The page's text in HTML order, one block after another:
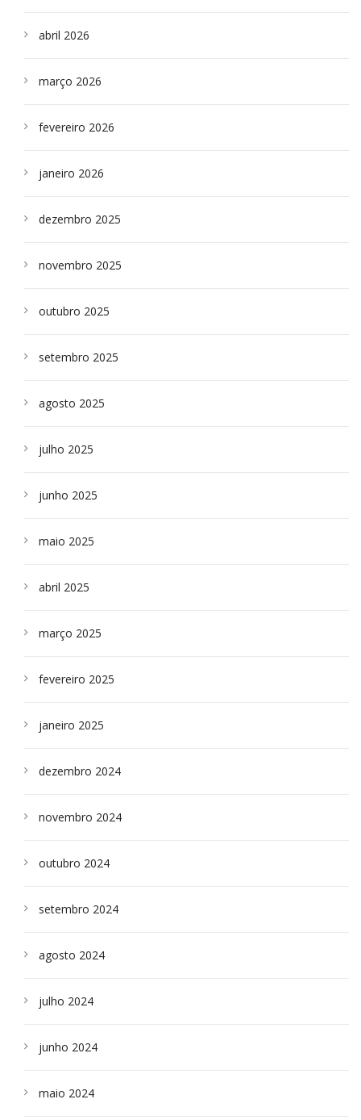
abril 2026
março 2026
fevereiro 2026
janeiro 2026
dezembro 2025
novembro 2025
outubro 2025
setembro 2025
agosto 2025
julho 2025
junho 2025
maio 2025
abril 2025
março 2025
fevereiro 2025
janeiro 2025
dezembro 2024
novembro 2024
outubro 2024
setembro 2024
agosto 2024
julho 2024
junho 2024
maio 2024